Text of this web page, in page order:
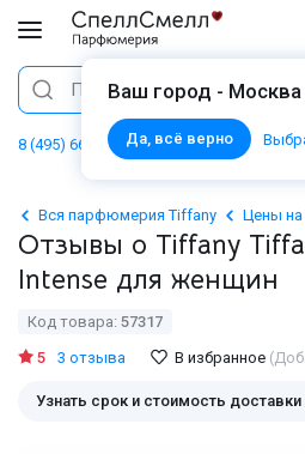
Ваш город - Москва
Да, всё верно
Поиск
8 (495) 668 06 02
Вся парфюмерия Tiffany Цены на
Отзывы о Tiffany
Intense для женщин
Код товара: 57317
5
3 отзыва В избранное
Узнать срок и стоимость доставки